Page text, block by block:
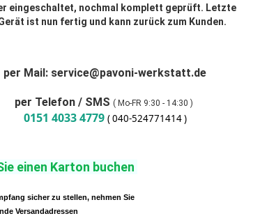
eingeschaltet, nochmal komplett geprüft. Letzte
ist nun fertig und kann zurück zum Kunden.
per Mail: service@pavoni-werkstatt.de
per Telefon / SMS ( Mo-FR 9:30 - 14:30 )
0151 4033 4779 ( 040-524771414 )
einen Karton buchen
sicher zu stellen, nehmen Sie
Versandadressen